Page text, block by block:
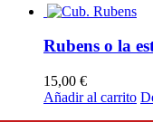
Rubens o la
15,00 €
Añadir al carrito